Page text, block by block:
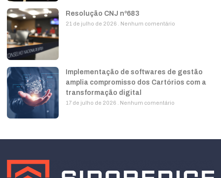
Resolução CNJ nº683
21 de julho de 2026 Nenhum comentário
Implementação de softwares de gestão
amplia compromisso dos Cartórios com a
transformação digital
17 de julho de 2026 Nenhum comentário